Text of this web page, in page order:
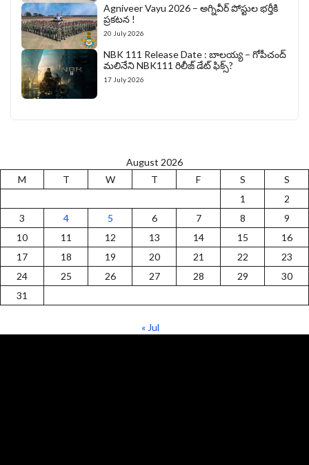
Agniveer Vayu 2026 – అగ్నివీర్‌ పోస్టుల భర్తీకి
ప్రకటన !
20 July 2026
NBK 111 Release Date : బాలయ్య – గోపీచంద్
మలినేని NBK111 రిలీజ్ డేట్ ఫిక్స్?
17 July 2026
August 2026
M
T W T F S
S
1
2
3
4 5 6 7 8
9
10
11 12 13 14 15
16
17
18 19 20 21 22
23
24
25 26 27 28 29
30
31
« Jul